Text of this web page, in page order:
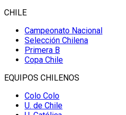
CHILE
Campeonato Nacional
Selección Chilena
Primera B
Copa Chile
EQUIPOS CHILENOS
Colo Colo
U. de Chile